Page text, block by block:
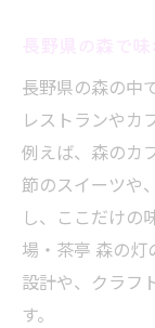
ィー
旬の
方
季節
イント
スト
方
長野県の森の中
レストランやカ
例えば、森のカ
節のスイーツや
し、ここだけの
場・茶亭 森の
設計や、クラフ
す。